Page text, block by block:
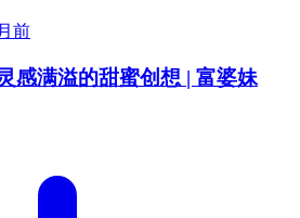
前
感满溢的甜蜜创想 | 富婆妹